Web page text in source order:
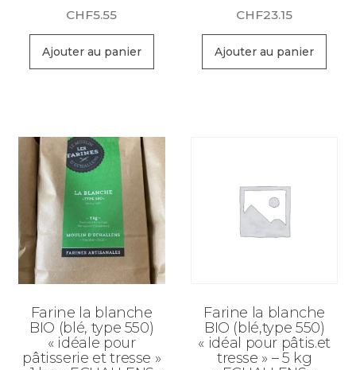
CHF5.55
Ajouter au panier
CHF23.15
Ajouter au panier
Farine la blanche
BIO (blé, type 550)
« idéale pour
pâtisserie et tresse »
Farine la blanche
BIO (blé,type 550)
« idéal pour pâtis.et
tresse » – 5 kg